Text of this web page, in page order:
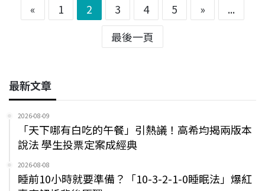
« 1 2 3 4 5 »
...
最後一頁
最新文章
2026-08-09
「天下哪有白吃的午餐」引熱議！高希均揭兩版本
說法 學生投票定案成經典
2026-08-08
睡前10小時就要準備？「10-3-2-1-0睡眠法」爆紅